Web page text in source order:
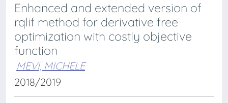
Enhanced and extended version of
rqlif method for derivative free
optimization with costly objective
function
MEVI, MICHELE
2018/2019